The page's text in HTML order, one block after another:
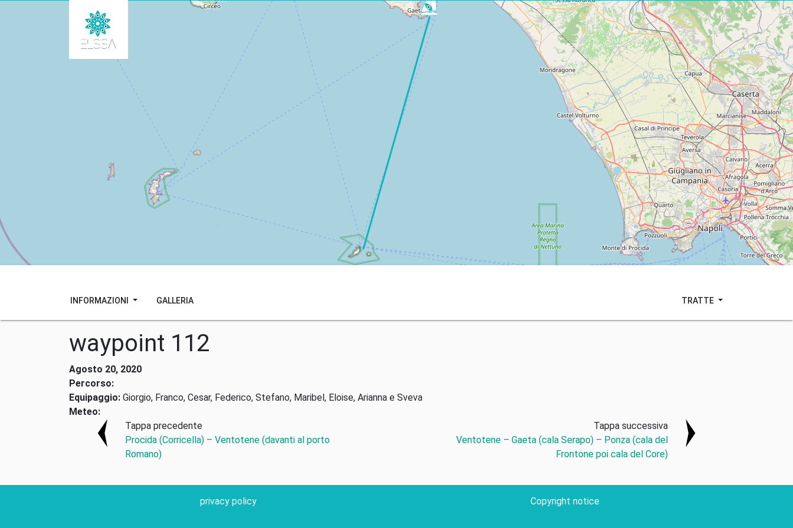
INFORMAZIONI GALLERIA TRATTE
waypoint 112
Agosto 20, 2020
Percorso:
Equipaggio: Giorgio, Franco, Cesar, Federico, Stefano, Maribel, Eloise, Arianna e Sveva
Meteo:
Tappa precedente
Procida (Corricella) – Ventotene (davanti al porto
Romano)
Tappa successiva
Ventotene – Gaeta (cala Serapo) – Ponza (cala del
Frontone poi cala del Core)
privacy policy Copyright notice